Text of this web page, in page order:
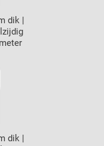
dik |
dik |